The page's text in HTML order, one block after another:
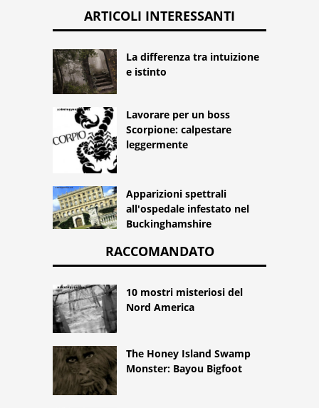
ARTICOLI INTERESSANTI
La differenza tra intuizione
e istinto
Lavorare per un boss
Scorpione: calpestare
leggermente
Apparizioni spettrali
all'ospedale infestato nel
Buckinghamshire
RACCOMANDATO
10 mostri misteriosi del
Nord America
The Honey Island Swamp
Monster: Bayou Bigfoot